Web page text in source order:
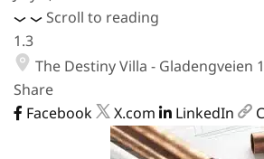
Scroll to reading
1.3
The Destiny Villa - Gladengveien
Share
Facebook
X.com LinkedIn